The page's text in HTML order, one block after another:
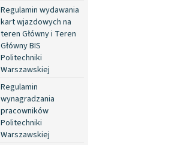
Regulamin wydawania
kart wjazdowych na
teren Główny i Teren
Główny BIS
Politechniki
Warszawskiej
Regulamin
wynagradzania
pracowników
Politechniki
Warszawskiej